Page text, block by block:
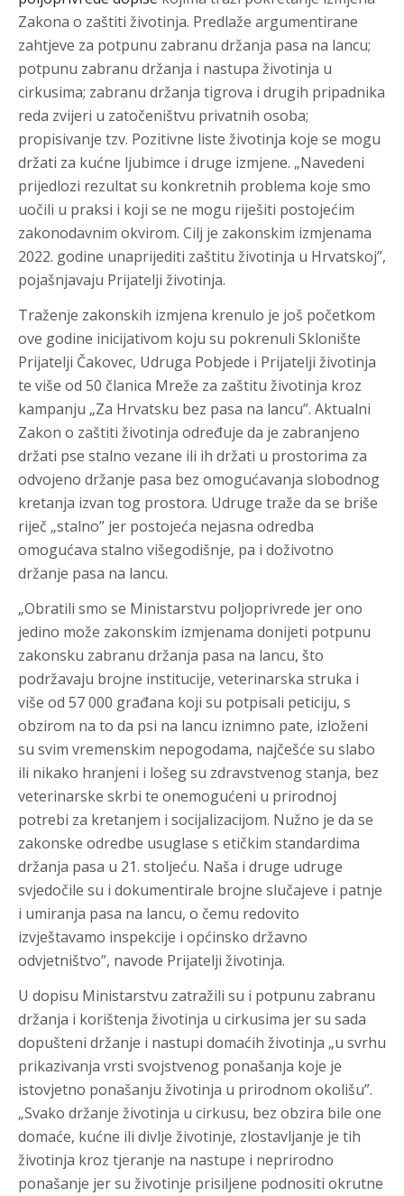
Zakona o zaštiti životinja. Predlaže argumentirane
zahtjeve za potpunu zabranu držanja pasa na lancu;
potpunu zabranu držanja i nastupa životinja u
cirkusima; zabranu držanja tigrova i drugih pripadnika
reda zvijeri u zatočeništvu privatnih osoba;
propisivanje tzv. Pozitivne liste životinja koje se mogu
držati za kućne ljubimce i druge izmjene. „Navedeni
prijedlozi rezultat su konkretnih problema koje smo
uočili u praksi i koji se ne mogu riješiti postojećim
zakonodavnim okvirom. Cilj je zakonskim izmjenama
2022. godine unaprijediti zaštitu životinja u Hrvatskoj”,
pojašnjavaju Prijatelji životinja.
Traženje zakonskih izmjena krenulo je još početkom
ove godine inicijativom koju su pokrenuli Sklonište
Prijatelji Čakovec, Udruga Pobjede i Prijatelji životinja
te više od 50 članica Mreže za zaštitu životinja kroz
kampanju „Za Hrvatsku bez pasa na lancu”. Aktualni
Zakon o zaštiti životinja određuje da je zabranjeno
držati pse stalno vezane ili ih držati u prostorima za
odvojeno držanje pasa bez omogućavanja slobodnog
kretanja izvan tog prostora. Udruge traže da se briše
riječ „stalno” jer postojeća nejasna odredba
omogućava stalno višegodišnje, pa i doživotno
držanje pasa na lancu.
„Obratili smo se Ministarstvu poljoprivrede jer ono
jedino može zakonskim izmjenama donijeti potpunu
zakonsku zabranu držanja pasa na lancu, što
podržavaju brojne institucije, veterinarska struka i
više od 57 000 građana koji su potpisali peticiju, s
obzirom na to da psi na lancu iznimno pate, izloženi
su svim vremenskim nepogodama, najčešće su slabo
ili nikako hranjeni i lošeg su zdravstvenog stanja, bez
veterinarske skrbi te onemogućeni u prirodnoj
potrebi za kretanjem i socijalizacijom. Nužno je da se
zakonske odredbe usuglase s etičkim standardima
držanja pasa u 21. stoljeću. Naša i druge udruge
svjedočile su i dokumentirale brojne slučajeve i patnje
i umiranja pasa na lancu, o čemu redovito
izvještavamo inspekcije i općinsko državno
odvjetništvo”, navode Prijatelji životinja.
U dopisu Ministarstvu zatražili su i potpunu zabranu
držanja i korištenja životinja u cirkusima jer su sada
dopušteni držanje i nastupi domaćih životinja „u svrhu
prikazivanja vrsti svojstvenog ponašanja koje je
istovjetno ponašanju životinja u prirodnom okolišu”.
„Svako držanje životinja u cirkusu, bez obzira bile one
domaće, kućne ili divlje životinje, zlostavljanje je tih
životinja kroz tjeranje na nastupe i neprirodno
ponašanje jer su životinje prisiljene podnositi okrutne